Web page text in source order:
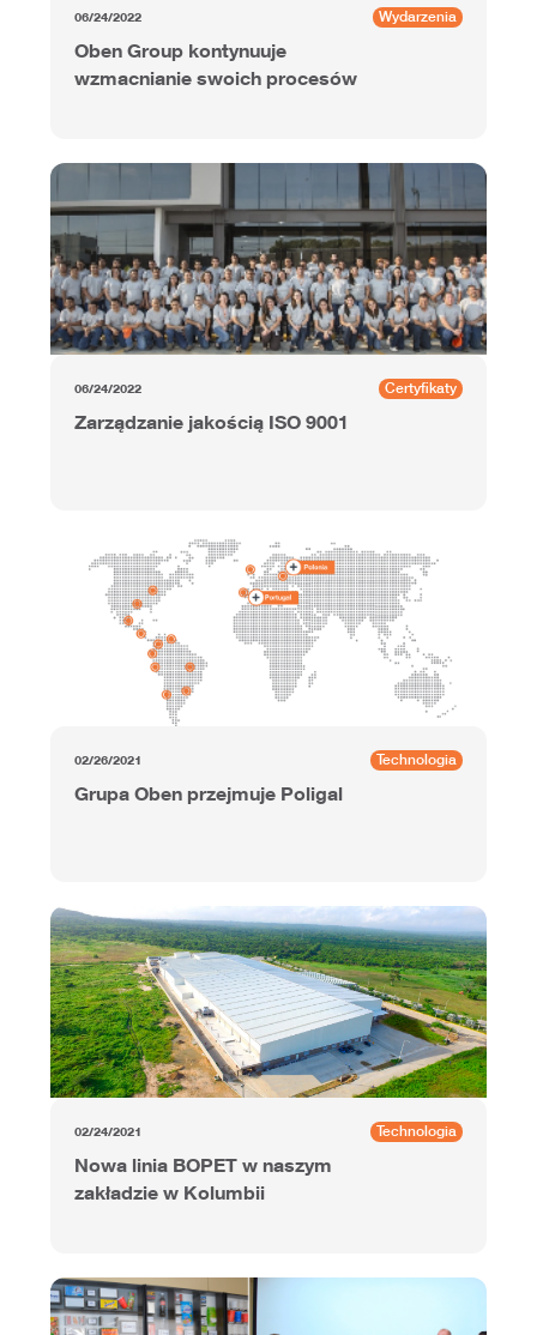
06/24/2022 Wydarzenia
Oben Group kontynuuje
wzmacnianie swoich procesów
06/24/2022 Certyfikaty
Zarządzanie jakością ISO 9001
02/26/2021 Technologia
Grupa Oben przejmuje Poligal
02/24/2021 Technologia
Nowa linia BOPET w naszym
zakładzie w Kolumbii